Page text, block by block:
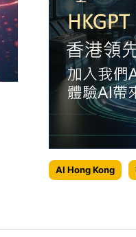
AI Hong Kong